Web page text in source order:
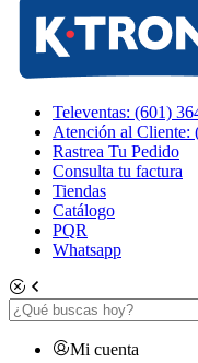
Televentas: (601)
Atención al Cliente:
Rastrea Tu Pedido
Consulta tu factura
Tiendas
Catálogo
PQR
Whatsapp
Mi cuenta